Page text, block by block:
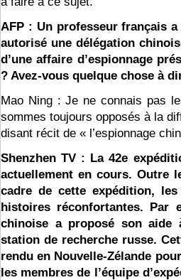
AFP : Un professeur français
autorisé une délégation
d’une affaire d’espionnage
? Avez-vous quelque chose à
Mao Ning : Je ne connais pas
sommes toujours opposés à la
disant récit de « l’espionnage
Shenzhen TV : La 42e
actuellement en cours. Outre
cadre de cette expédition,
histoires réconfortantes. Par
chinoise a proposé son aide
station de recherche russe.
rendu en Nouvelle-Zélande
les membres de l’équipe